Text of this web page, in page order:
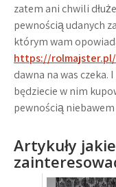
zatem ani chwili
pewnością udanych
którym wam
https://
dawna na was czeka.
będziecie w nim
pewnością
Artykuły